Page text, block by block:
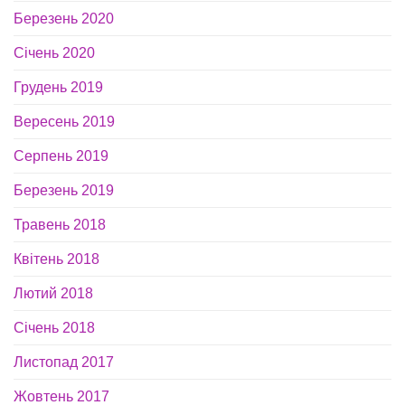
Березень 2020
Січень 2020
Грудень 2019
Вересень 2019
Серпень 2019
Березень 2019
Травень 2018
Квітень 2018
Лютий 2018
Січень 2018
Листопад 2017
Жовтень 2017